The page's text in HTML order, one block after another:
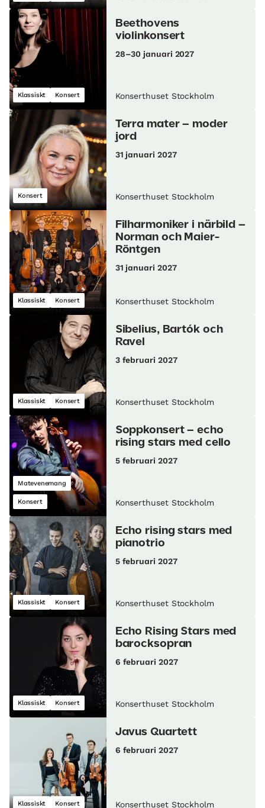
Klassiskt Konsert
Beethovens
violinkonsert
28–30 januari 2027
Konserthuset Stockholm
Konsert
Terra mater – moder
jord
31 januari 2027
Konserthuset Stockholm
Klassiskt Konsert
Filharmoniker i närbild –
Norman och Maier-
Röntgen
31 januari 2027
Konserthuset Stockholm
Klassiskt Konsert
Sibelius, Bartók och
Ravel
3 februari 2027
Konserthuset Stockholm
Matevenemang
Konsert
Soppkonsert – echo
rising stars med cello
5 februari 2027
Konserthuset Stockholm
Klassiskt Konsert
Echo rising stars med
pianotrio
5 februari 2027
Konserthuset Stockholm
Klassiskt Konsert
Echo Rising Stars med
barocksopran
6 februari 2027
Konserthuset Stockholm
Klassiskt Konsert
Javus Quartett
6 februari 2027
Konserthuset Stockholm